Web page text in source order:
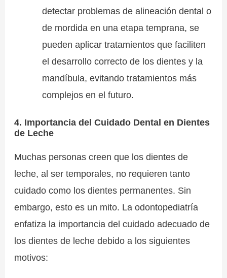
detectar problemas de alineación dental o
de mordida en una etapa temprana, se
pueden aplicar tratamientos que faciliten
el desarrollo correcto de los dientes y la
mandíbula, evitando tratamientos más
complejos en el futuro.
4. Importancia del Cuidado Dental en Dientes
de Leche
Muchas personas creen que los dientes de
leche, al ser temporales, no requieren tanto
cuidado como los dientes permanentes. Sin
embargo, esto es un mito. La odontopediatría
enfatiza la importancia del cuidado adecuado de
los dientes de leche debido a los siguientes
motivos: